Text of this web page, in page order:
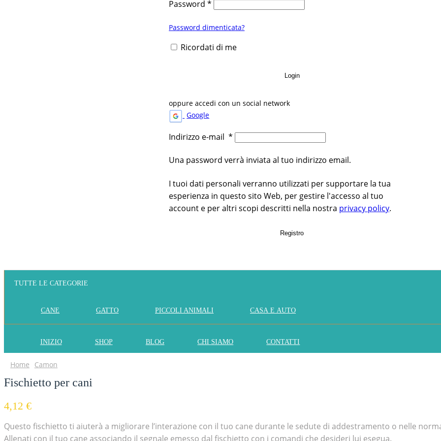
Password *
Password dimenticata?
Ricordati di me
Login
oppure accedi con un social network
Google
Indirizzo e-mail *
Una password verrà inviata al tuo indirizzo email.
I tuoi dati personali verranno utilizzati per supportare la tua
esperienza in questo sito Web, per gestire l'accesso al tuo
account e per altri scopi descritti nella nostra privacy policy.
Registro
TUTTE LE CATEGORIE
CANE GATTO PICCOLI ANIMALI CASA E AUTO
INIZIO SHOP BLOG CHI SIAMO CONTATTI
Home Camon
Fischietto per cani
4,12 €
Questo fischietto ti aiuterà a migliorare l’interazione con il tuo cane durante le sedute di addestramento o nelle
Allenati con il tuo cane associando il segnale emesso dal fischietto con i comandi che desideri lui esegua.